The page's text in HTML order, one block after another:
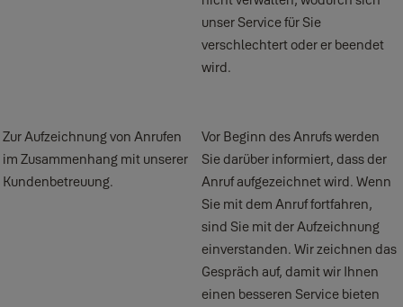
unser Service für Sie
verschlechtert oder er beendet
wird.
Zur Aufzeichnung von Anrufen
im Zusammenhang mit unserer
Kundenbetreuung.
Vor Beginn des Anrufs werden
Sie darüber informiert, dass der
Anruf aufgezeichnet wird. Wenn
Sie mit dem Anruf fortfahren,
sind Sie mit der Aufzeichnung
einverstanden. Wir zeichnen das
Gespräch auf, damit wir Ihnen
einen besseren Service bieten